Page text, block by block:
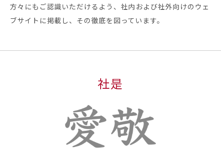
方々にもご認識いただけるよう、社内および社外向けのウェ
ブサイトに掲載し、その徹底を図っています。
社是